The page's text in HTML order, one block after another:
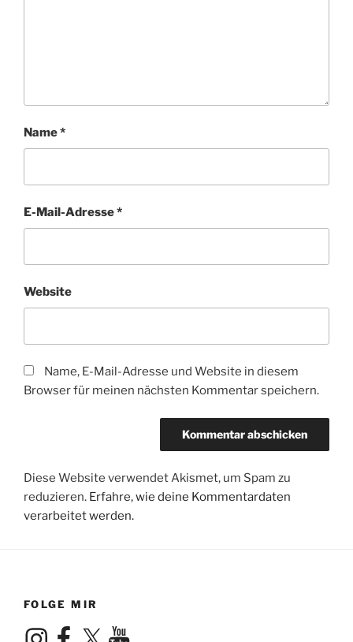
Name*
E-Mail-Adresse*
Website
Name, E-Mail-Adresse und Website in diesem
Browser für meinen nächsten Kommentar speichern.
Diese Website verwendet Akismet, um Spam zu
reduzieren. Erfahre, wie deine Kommentardaten
verarbeitet werden.
FOLGE MIR
InstagramFacebook
X YouTube